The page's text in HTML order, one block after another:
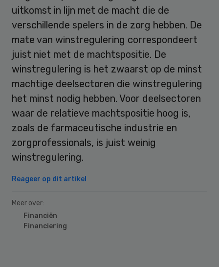
uitkomst in lijn met de macht die de
verschillende spelers in de zorg hebben. De
mate van winstregulering correspondeert
juist niet met de machtspositie. De
winstregulering is het zwaarst op de minst
machtige deelsectoren die winstregulering
het minst nodig hebben. Voor deelsectoren
waar de relatieve machtspositie hoog is,
zoals de farmaceutische industrie en
zorgprofessionals, is juist weinig
winstregulering.
Reageer op dit artikel
Meer over:
Financiën
Financiering